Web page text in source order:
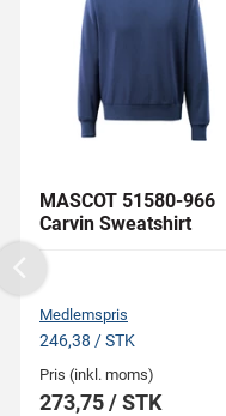
MASCOT 51580-966
Carvin Sweatshirt
Medlemspris
246,38 / STK
Pris (inkl. moms)
273,75 / STK
Previous